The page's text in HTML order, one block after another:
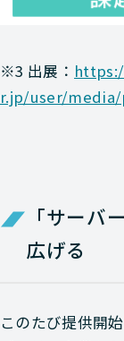
※3 出展：
r.jp/user/
「サーバ
広げる
このたび提供開